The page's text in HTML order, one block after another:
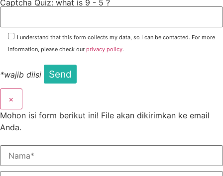
Captcha Quiz: what is 9 - 5 ?
I understand that this form collects my data, so I can be contacted. For more
information, please check our privacy policy.
*wajib diisi
×
Mohon isi form berikut ini! File akan dikirimkan ke email
Anda.